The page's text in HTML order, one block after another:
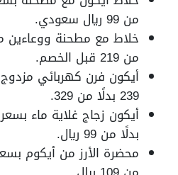
من 99 ريال سعودي.
من 219 قبل الخصم.
أيكون فرن كهربائي
239 بدلًا من 329.
بدلًا من 99 ريال.